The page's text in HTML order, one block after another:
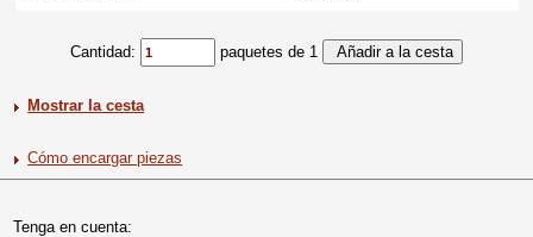
Cantidad: paquetes de 1
Mostrar la cesta
Cómo encargar piezas
Tenga en cuenta: